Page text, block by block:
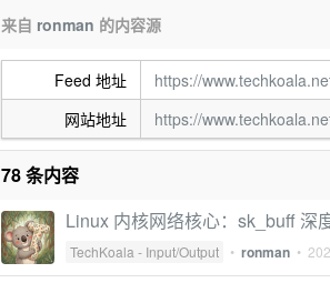
来自 ronman 的内容源
Feed 地址
https://
网站地址
https://
78 条内容
Linux 内核网络核心：sk_buff 深
TechKoala - Input/Output • ronman •